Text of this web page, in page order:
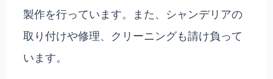
製作を行っています。また、シャンデリアの
取り付けや修理、クリーニングも請け負って
います。